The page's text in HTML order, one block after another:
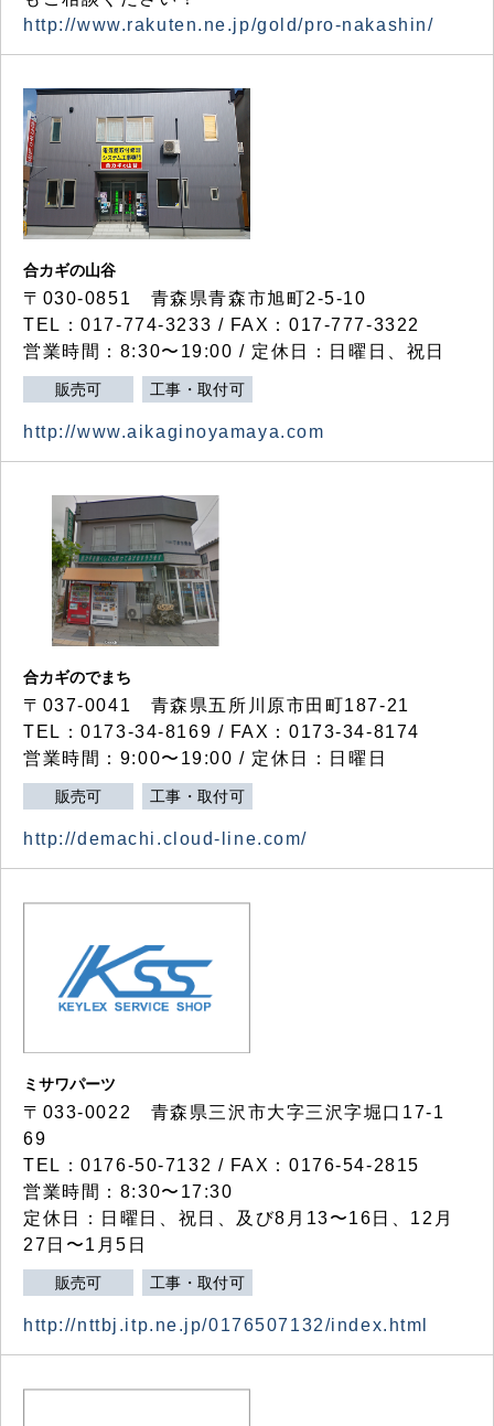
http://www.rakuten.ne.jp/gold/pro-nakashin/
合カギの山谷
〒030-0851 青森県青森市旭町2-5-10
TEL：017-774-3233 / FAX：017-777-3322
営業時間：8:30〜19:00 / 定休日：日曜日、祝日
販売可 工事・取付可
http://www.aikaginoyamaya.com
合カギのでまち
〒037-0041 青森県五所川原市田町187-21
TEL：0173-34-8169 / FAX：0173-34-8174
営業時間：9:00〜19:00 / 定休日：日曜日
販売可 工事・取付可
http://demachi.cloud-line.com/
ミサワパーツ
〒033-0022 青森県三沢市大字三沢字堀口17-1
69
TEL：0176-50-7132 / FAX：0176-54-2815
営業時間：8:30〜17:30
定休日：日曜日、祝日、及び8月13〜16日、12月
27日〜1月5日
販売可 工事・取付可
http://nttbj.itp.ne.jp/0176507132/index.html